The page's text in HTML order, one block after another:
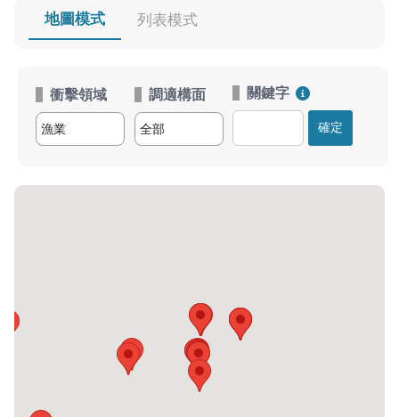
地圖模式 列表模式
衝擊領域 調適構面 關鍵字